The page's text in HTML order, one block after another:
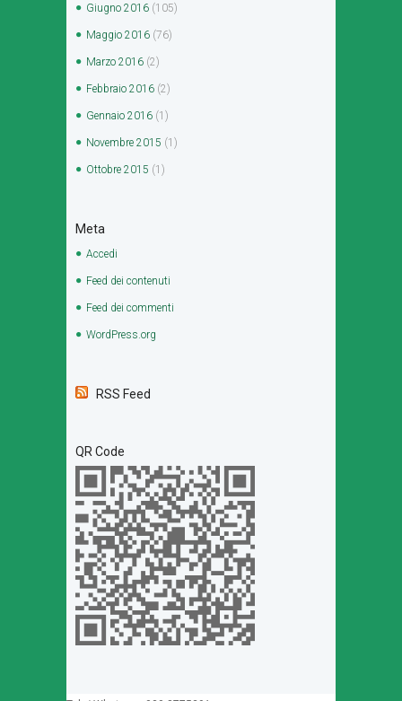
Giugno 2016 (105)
Maggio 2016 (76)
Marzo 2016 (2)
Febbraio 2016 (2)
Gennaio 2016 (1)
Novembre 2015 (1)
Ottobre 2015 (1)
Meta
Accedi
Feed dei contenuti
Feed dei commenti
WordPress.org
RSS Feed
QR Code